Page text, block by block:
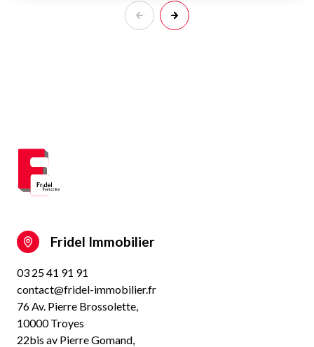
Fridel Immobilier
03 25 41 91 91
contact@fridel-immobilier.fr
76 Av. Pierre Brossolette,
10000 Troyes
22bis av Pierre Gomand,